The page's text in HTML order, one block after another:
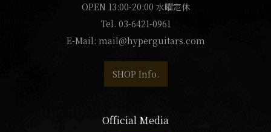
OPEN 13:00-20:00 水曜定休
Tel. 03-6421-0961
E-Mail: mail@hyperguitars.com
SHOP Info.
Official Media